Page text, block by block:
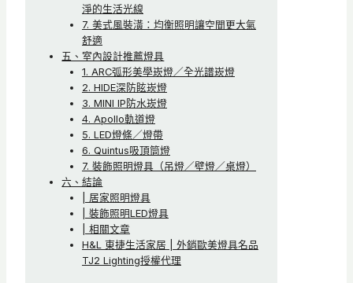
淨的生活光線
7. 美式風裝潢：均衡照明讓空間更大氣
舒適
五、室內設計推薦燈具
1. ARC弧形美學崁燈／全光譜崁燈
2. HIDE深防眩崁燈
3. MINI IP防水崁燈
4. Apollo軌道燈
5. LED燈條／燈帶
6. Quintus吸頂筒燈
7. 裝飾照明燈具（吊燈／壁燈／桌燈）
六、結論
| 居家照明燈具
| 裝飾照明LED燈具
| 相關文章
H&L 東捷生活家居 | 外銷歐美燈具名品
TJ2 Lighting授權代理